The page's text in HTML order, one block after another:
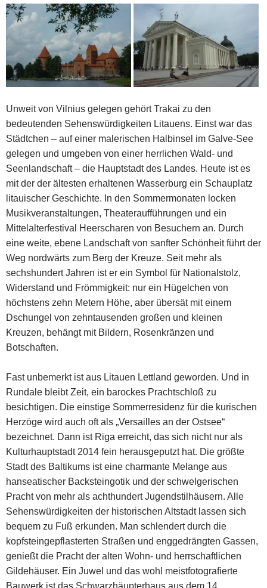
Unweit von Vilnius gelegen gehört Trakai zu den
bedeutenden Sehenswürdigkeiten Litauens. Einst war das
Städtchen – auf einer malerischen Halbinsel im Galve-See
gelegen und umgeben von einer herrlichen Wald- und
Seenlandschaft – die Hauptstadt des Landes. Heute ist es
mit der der ältesten erhaltenen Wasserburg ein Schauplatz
litauischer Geschichte. In den Sommermonaten locken
Musikveranstaltungen, Theateraufführungen und ein
Mittelalterfestival Heerscharen von Besuchern an. Durch
eine weite, ebene Landschaft von sanfter Schönheit führt der
Weg nordwärts zum Berg der Kreuze. Seit mehr als
sechshundert Jahren ist er ein Symbol für Nationalstolz,
Widerstand und Frömmigkeit: nur ein Hügelchen von
höchstens zehn Metern Höhe, aber übersät mit einem
Dschungel von zehntausenden großen und kleinen
Kreuzen, behängt mit Bildern, Rosenkränzen und
Botschaften.
Fast unbemerkt ist aus Litauen Lettland geworden. Und in
Rundale bleibt Zeit, ein barockes Prachtschloß zu
besichtigen. Die einstige Sommerresidenz für die kurischen
Herzöge wird auch oft als „Versailles an der Ostsee“
bezeichnet. Dann ist Riga erreicht, das sich nicht nur als
Kulturhauptstadt 2014 fein herausgeputzt hat. Die größte
Stadt des Baltikums ist eine charmante Melange aus
hanseatischer Backsteingotik und der schwelgerischen
Pracht von mehr als achthundert Jugendstilhäusern. Alle
Sehenswürdigkeiten der historischen Altstadt lassen sich
bequem zu Fuß erkunden. Man schlendert durch die
kopfsteingepflasterten Straßen und enggedrängten Gassen,
genießt die Pracht der alten Wohn- und herrschaftlichen
Gildehäuser. Ein Juwel und das wohl meistfotografierte